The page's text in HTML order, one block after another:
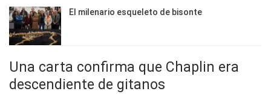
El milenario esqueleto de bisonte
Una carta confirma que Chaplin era
descendiente de gitanos